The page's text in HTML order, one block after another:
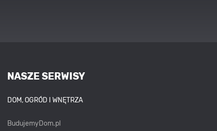
NASZE SERWISY
DOM, OGRÓD I WNĘTRZA
BudujemyDom.pl